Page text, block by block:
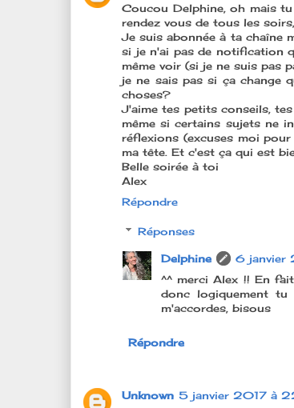
Coucou Delphine, oh mais
rendez vous de tous les
Je suis abonnée à ta chaîne
si je n'ai pas de notification
même voir (si je ne suis pas
je ne sais pas si ça change
choses?
J'aime tes petits conseils,
même si certains sujets ne
réflexions (excuses moi
ma tête. Et c'est ça qui est
Belle soirée à toi
Alex
Répondre
Réponses
Delphine
6 janvier
^^ merci Alex !! En
donc logiquement
m'accordes, bisous
Répondre
Unknown 5 janvier 2017 à